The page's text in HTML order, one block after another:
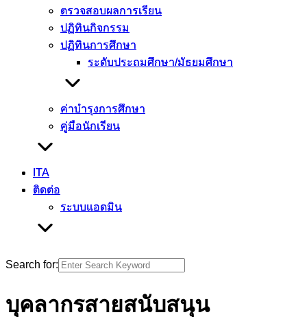
ตรวจสอบผลการเรียน
ปฏิทินกิจกรรม
ปฏิทินการศึกษา
ระดับประถมศึกษา/มัธยมศึกษา
ค่าบำรุงการศึกษา
คู่มือนักเรียน
ITA
ติดต่อ
ระบบแอดมิน
ตรวจสอบผลการเรียน
ปฏิทินกิจกรรม
ปฏิทินการศึกษา
ระดับประถมศึกษา/มัธยมศึกษา
ค่าบำรุงการศึกษา
คู่มือนักเรียน
ITA
ติดต่อ
ระบบแอดมิน
Search for:
บุคลากรสายสนับสนุน